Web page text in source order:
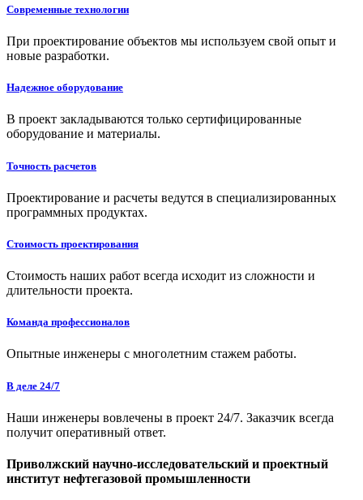
Современные технологии
При проектирование объектов мы используем свой опыт и
новые разработки.
Надежное оборудование
В проект закладываются только сертифицированные
оборудование и материалы.
Точность расчетов
Проектирование и расчеты ведутся в специализированных
программных продуктах.
Стоимость проектирования
Стоимость наших работ всегда исходит из сложности и
длительности проекта.
Команда профессионалов
Опытные инженеры с многолетним стажем работы.
В деле 24/7
Наши инженеры вовлечены в проект 24/7. Заказчик всегда
получит оперативный ответ.
Приволжский научно-исследовательский и проектный
институт нефтегазовой промышленности